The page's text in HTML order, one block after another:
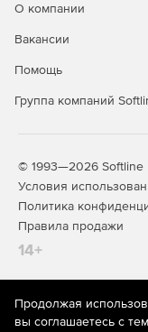
WhatsApp,
О компании
Вакансии
Помощь
Группа компаний
© 1993—2026 Softline
Условия
Политика
Правила продажи
14+
На информационном
рекомендательные
Продолжая
вы соглашаетесь с